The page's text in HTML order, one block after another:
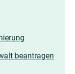
beantragen